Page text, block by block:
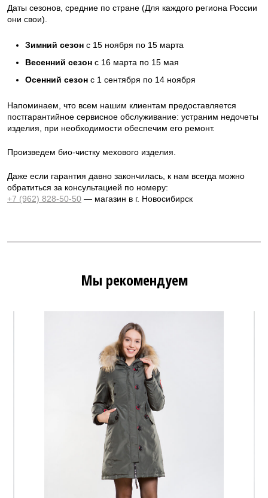
Даты сезонов, средние по стране (Для каждого региона России
они свои).
Зимний сезон с 15 ноября по 15 марта
Весенний сезон с 16 марта по 15 мая
Осенний сезон с 1 сентября по 14 ноября
Напоминаем, что всем нашим клиентам предоставляется
постгарантийное сервисное обслуживание: устраним недочеты
изделия, при необходимости обеспечим его ремонт.
Произведем био-чистку мехового изделия.
Даже если гарантия давно закончилась, к нам всегда можно
обратиться за консультацией по номеру:
+7 (962) 828-50-50 — магазин в г. Новосибирск
Мы рекомендуем